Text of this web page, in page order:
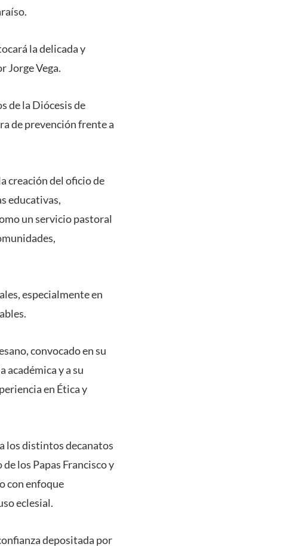
la delicada y
Jorge Vega.
de la Diócesis de
de prevención frente a
creación del oficio de
educativas,
un servicio pastoral
especialmente en
convocado en su
y a su
en Ética y
los distintos decanatos
los Papas Francisco y
con enfoque
eclesial.
depositada por